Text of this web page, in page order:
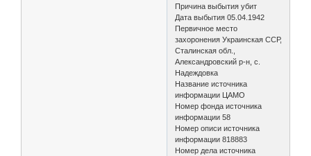
Причина выбытия убит
Дата выбытия 05.04.1942
Первичное место
захоронения Украинская ССР,
Сталинская обл.,
Александровский р-н, с.
Надеждовка
Название источника
информации ЦАМО
Номер фонда источника
информации 58
Номер описи источника
информации 818883
Номер дела источника